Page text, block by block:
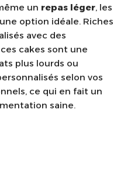
un repas léger, les
option idéale. Riches
avec des
cakes sont une
plus lourds ou
selon vos
ce qui en fait un
saine.